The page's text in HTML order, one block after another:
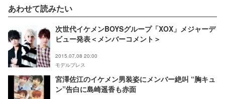
あわせて読みたい
次世代イケメンBOYSグループ「XOX」メジャーデ
ビュー発表＜メンバーコメント＞
2015.07.08 20:00
モデルプレス
宮澤佐江のイケメン男装姿にメンバー絶叫 “胸キュ
ン”告白に島崎遥香も赤面